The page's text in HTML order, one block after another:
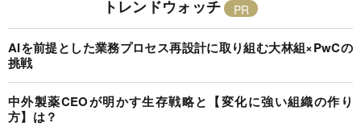
トレンドウォッチ
AIを前提とした業務プロセス再設計に取り組む大林組×PwCの
挑戦
中外製薬CEOが明かす生存戦略と【変化に強い組織の作り
方】は？